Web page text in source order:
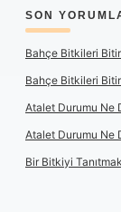
SON
Bahçe Bitkileri
Bahçe Bitkileri
Atalet Durumu Ne
Atalet Durumu Ne
Bir Bitkiyi